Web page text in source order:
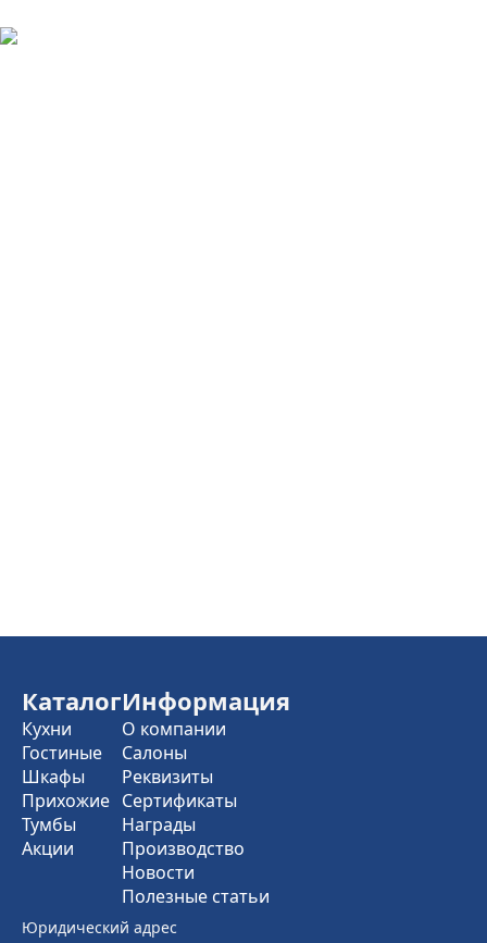
Каталог
Кухни
Гостиные
Шкафы
Прихожие
Тумбы
Акции
Информация
О компании
Салоны
Реквизиты
Сертификаты
Награды
Производство
Новости
Полезные статьи
Юридический адрес